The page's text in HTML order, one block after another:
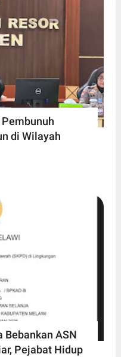
di Wilayah
Bebankan ASN
Pejabat Hidup